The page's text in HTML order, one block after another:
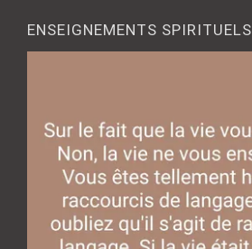
ENSEIGNEMENTS SPIRITUELS